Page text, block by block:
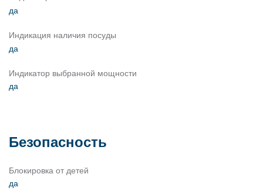
да
Индикация наличия посуды
да
Индикатор выбранной мощности
да
Безопасность
Блокировка от детей
да